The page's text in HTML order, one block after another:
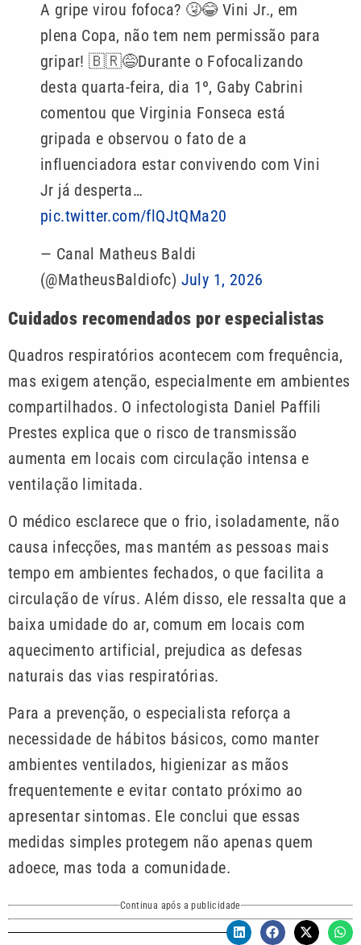
A gripe virou fofoca? 🤧😂 Vini Jr., em
plena Copa, não tem nem permissão para
gripar! 🇧🇷😅Durante o Fofocalizando
desta quarta-feira, dia 1º, Gaby Cabrini
comentou que Virginia Fonseca está
gripada e observou o fato de a
influenciadora estar convivendo com Vini
Jr já desperta…
pic.twitter.com/flQJtQMa20
— Canal Matheus Baldi
(@MatheusBaldiofc) July 1, 2026
Cuidados recomendados por especialistas
Quadros respiratórios acontecem com frequência,
mas exigem atenção, especialmente em ambientes
compartilhados. O infectologista Daniel Paffili
Prestes explica que o risco de transmissão
aumenta em locais com circulação intensa e
ventilação limitada.
O médico esclarece que o frio, isoladamente, não
causa infecções, mas mantém as pessoas mais
tempo em ambientes fechados, o que facilita a
circulação de vírus. Além disso, ele ressalta que a
baixa umidade do ar, comum em locais com
aquecimento artificial, prejudica as defesas
naturais das vias respiratórias.
Para a prevenção, o especialista reforça a
necessidade de hábitos básicos, como manter
ambientes ventilados, higienizar as mãos
frequentemente e evitar contato próximo ao
apresentar sintomas. Ele conclui que essas
medidas simples protegem não apenas quem
adoece, mas toda a comunidade.
Continua após a publicidade